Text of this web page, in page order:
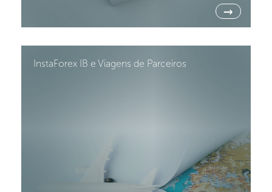
→
InstaForex IB e Viagens de Parceiros